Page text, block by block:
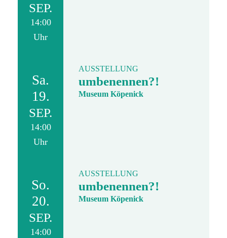
SEP.
14:00
Uhr
Sa.
19.
SEP.
14:00
Uhr
AUSSTELLUNG
umbenennen?!
Museum Köpenick
So.
20.
SEP.
14:00
AUSSTELLUNG
umbenennen?!
Museum Köpenick